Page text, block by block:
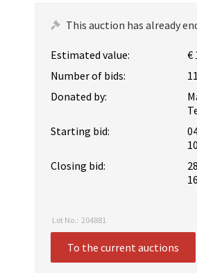
This auction has already
Estimated value:
€
Number of bids:
11
Donated by:
Starting bid:
Closing bid:
Lot No.: 204881
To the current auctions